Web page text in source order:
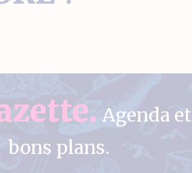
Agenda et
bons plans.